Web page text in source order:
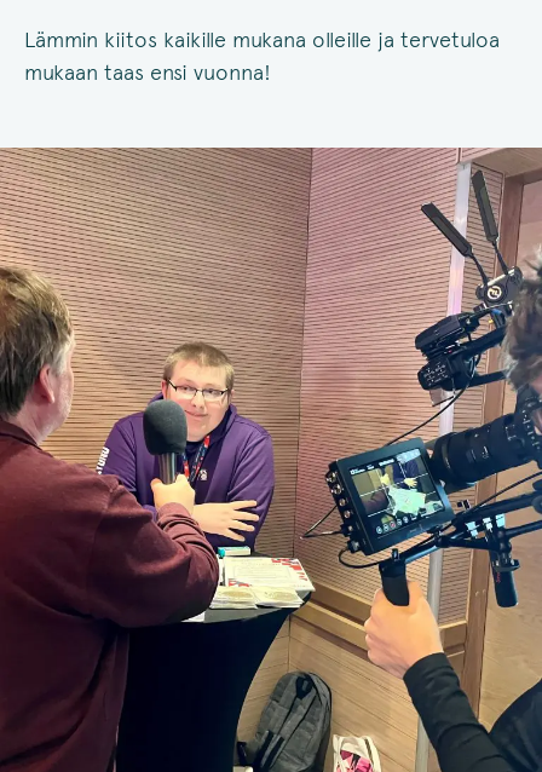
Lämmin kiitos kaikille mukana olleille ja tervetuloa
mukaan taas ensi vuonna!